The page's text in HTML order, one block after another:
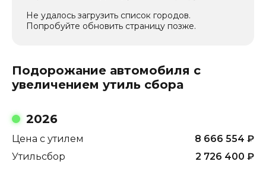
Не удалось загрузить список городов.
Попробуйте обновить страницу позже.
Подорожание автомобиля с
увеличением утиль сбора
2026
Цена с утилем 8 666 554 ₽
Утильсбор
2 726 400 ₽